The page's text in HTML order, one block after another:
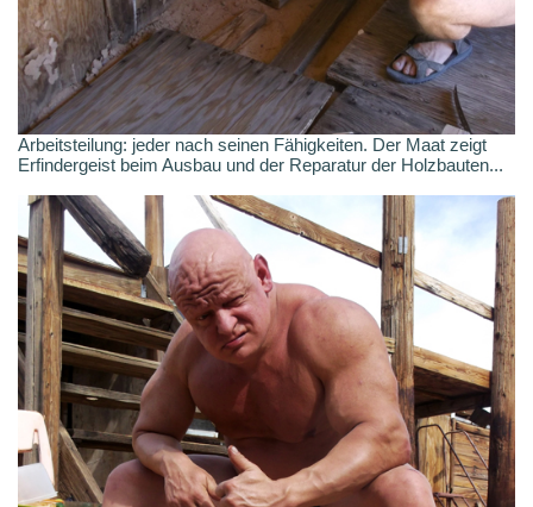
Arbeitsteilung: jeder nach seinen Fähigkeiten. Der Maat zeigt
Erfindergeist beim Ausbau und der Reparatur der Holzbauten...